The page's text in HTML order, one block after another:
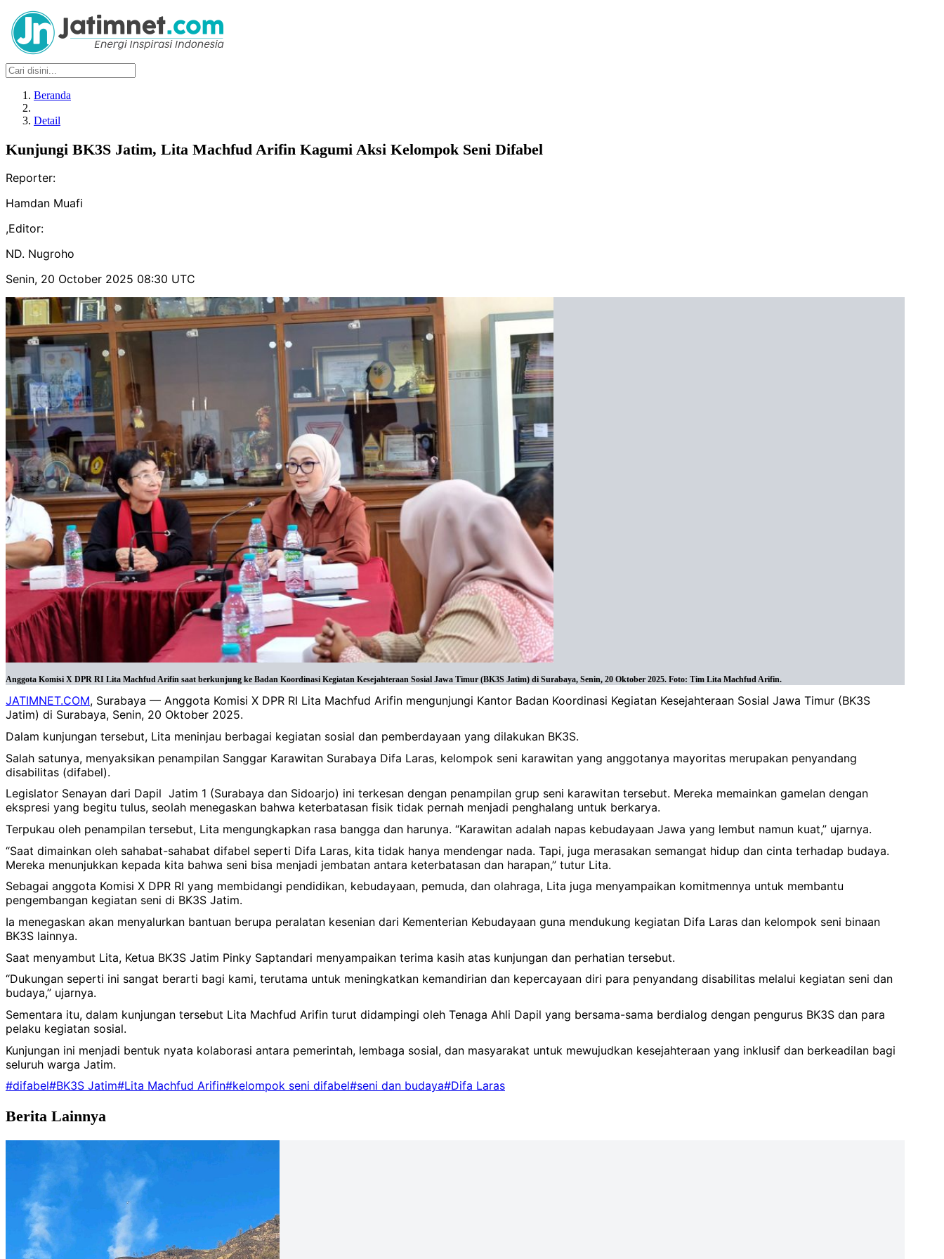
Beranda
Detail
Kunjungi BK3S Jatim, Lita Machfud Arifin Kagumi Aksi Kelompok Seni Difabel
Reporter:
Hamdan Muafi
,Editor:
ND. Nugroho
Senin, 20 October 2025 08:30 UTC
Anggota Komisi X DPR RI Lita Machfud Arifin saat berkunjung ke Badan Koordinasi Kegiatan Kesejahteraan Sosial Jawa Timur (BK3S Jatim) di Surabaya, Senin, 20 Oktober 2025. Foto: Tim Lita Machfud Arifin.
JATIMNET.COM, Surabaya — Anggota Komisi X DPR RI Lita Machfud Arifin mengunjungi Kantor Badan Koordinasi Kegiatan Kesejahteraan Sosial Jawa Timur (BK3S
Jatim) di Surabaya, Senin, 20 Oktober 2025.
Dalam kunjungan tersebut, Lita meninjau berbagai kegiatan sosial dan pemberdayaan yang dilakukan BK3S.
Salah satunya, menyaksikan penampilan Sanggar Karawitan Surabaya Difa Laras, kelompok seni karawitan yang anggotanya mayoritas merupakan penyandang
disabilitas (difabel).
Legislator Senayan dari Dapil Jatim 1 (Surabaya dan Sidoarjo) ini terkesan dengan penampilan grup seni karawitan tersebut. Mereka memainkan gamelan dengan
ekspresi yang begitu tulus, seolah menegaskan bahwa keterbatasan fisik tidak pernah menjadi penghalang untuk berkarya.
Terpukau oleh penampilan tersebut, Lita mengungkapkan rasa bangga dan harunya. “Karawitan adalah napas kebudayaan Jawa yang lembut namun kuat,” ujarnya.
“Saat dimainkan oleh sahabat-sahabat difabel seperti Difa Laras, kita tidak hanya mendengar nada. Tapi, juga merasakan semangat hidup dan cinta terhadap budaya.
Mereka menunjukkan kepada kita bahwa seni bisa menjadi jembatan antara keterbatasan dan harapan,” tutur Lita.
Sebagai anggota Komisi X DPR RI yang membidangi pendidikan, kebudayaan, pemuda, dan olahraga, Lita juga menyampaikan komitmennya untuk membantu
pengembangan kegiatan seni di BK3S Jatim.
Ia menegaskan akan menyalurkan bantuan berupa peralatan kesenian dari Kementerian Kebudayaan guna mendukung kegiatan Difa Laras dan kelompok seni binaan
BK3S lainnya.
Saat menyambut Lita, Ketua BK3S Jatim Pinky Saptandari menyampaikan terima kasih atas kunjungan dan perhatian tersebut.
“Dukungan seperti ini sangat berarti bagi kami, terutama untuk meningkatkan kemandirian dan kepercayaan diri para penyandang disabilitas melalui kegiatan seni dan
budaya,” ujarnya.
Sementara itu, dalam kunjungan tersebut Lita Machfud Arifin turut didampingi oleh Tenaga Ahli Dapil yang bersama-sama berdialog dengan pengurus BK3S dan para
pelaku kegiatan sosial.
Kunjungan ini menjadi bentuk nyata kolaborasi antara pemerintah, lembaga sosial, dan masyarakat untuk mewujudkan kesejahteraan yang inklusif dan berkeadilan bagi
seluruh warga Jatim.
#difabel#BK3S Jatim#Lita Machfud Arifin#kelompok seni difabel#seni dan budaya#Difa Laras
Berita Lainnya